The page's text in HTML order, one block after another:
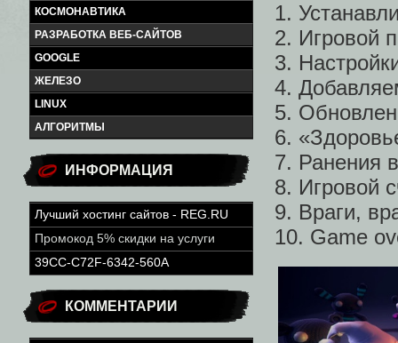
КОСМОНАВТИКА
РАЗРАБОТКА ВЕБ-САЙТОВ
GOOGLE
ЖЕЛЕЗО
LINUX
АЛГОРИТМЫ
ИНФОРМАЦИЯ
Лучший хостинг сайтов - REG.RU
Промокод 5% скидки на услуги
39CC-C72F-6342-560A
КОММЕНТАРИИ
1.
2. Игровой
3.
4.
5.
6.
7. Ранения
8. Игровой
9. Враги,
10. Game